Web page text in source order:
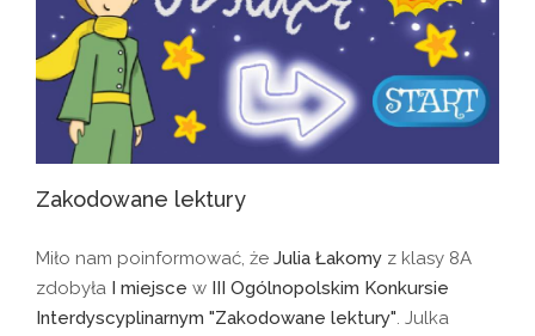
Zakodowane lektury
Miło nam poinformować, że Julia Łakomy z klasy 8A
zdobyła I miejsce w III Ogólnopolskim Konkursie
Interdyscyplinarnym "Zakodowane lektury". Julka